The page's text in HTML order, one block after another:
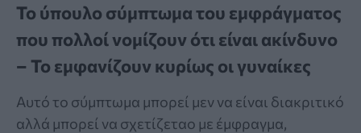
Το ύπουλο σύμπτωμα του εμφράγματος
που πολλοί νομίζουν ότι είναι ακίνδυνο
– Το εμφανίζουν κυρίως οι γυναίκες
Αυτό το σύμπτωμα μπορεί μεν να είναι διακριτικό
αλλά μπορεί να σχετίζεταο με έμφραγμα,